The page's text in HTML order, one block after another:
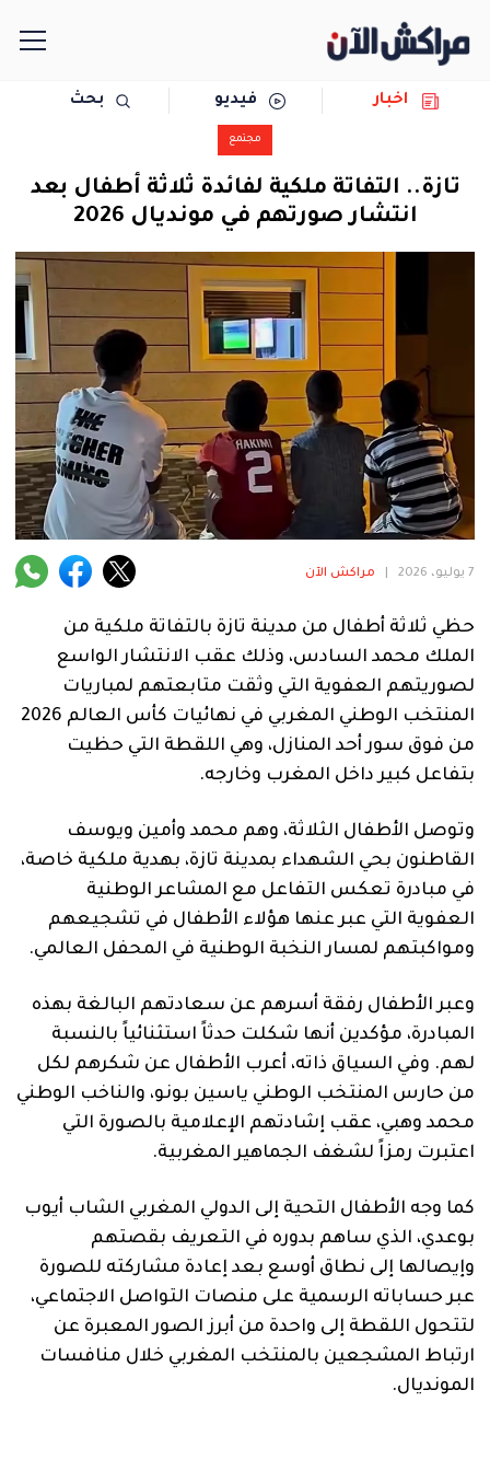
مجتمع
سياسة
حوادث
المرأة
فنية
اخبار فيديو بحث
مجتمع
تازة.. التفاتة ملكية لفائدة ثلاثة أطفال بعد
انتشار صورتهم في مونديال 2026
7 يوليو، 2026 مراكش الآن
حظي ثلاثة أطفال من مدينة تازة بالتفاتة ملكية من
الملك محمد السادس، وذلك عقب الانتشار الواسع
لصوريتهم العفوية التي وثقت متابعتهم لمباريات
المنتخب الوطني المغربي في نهائيات كأس العالم 2026
من فوق سور أحد المنازل، وهي اللقطة التي حظيت
بتفاعل كبير داخل المغرب وخارجه.
وتوصل الأطفال الثلاثة، وهم محمد وأمين ويوسف
القاطنون بحي الشهداء بمدينة تازة، بهدية ملكية خاصة،
في مبادرة تعكس التفاعل مع المشاعر الوطنية
العفوية التي عبر عنها هؤلاء الأطفال في تشجيعهم
ومواكبتهم لمسار النخبة الوطنية في المحفل العالمي.
وعبر الأطفال رفقة أسرهم عن سعادتهم البالغة بهذه
المبادرة، مؤكدين أنها شكلت حدثاً استثنائياً بالنسبة
لهم. وفي السياق ذاته، أعرب الأطفال عن شكرهم لكل
من حارس المنتخب الوطني ياسين بونو، والناخب الوطني
محمد وهبي، عقب إشادتهم الإعلامية بالصورة التي
اعتبرت رمزاً لشغف الجماهير المغربية.
كما وجه الأطفال التحية إلى الدولي المغربي الشاب أيوب
بوعدي، الذي ساهم بدوره في التعريف بقصتهم
وإيصالها إلى نطاق أوسع بعد إعادة مشاركته للصورة
عبر حساباته الرسمية على منصات التواصل الاجتماعي،
لتتحول اللقطة إلى واحدة من أبرز الصور المعبرة عن
ارتباط المشجعين بالمنتخب المغربي خلال منافسات
المونديال.